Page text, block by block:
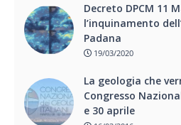
Decreto DPCM 11
l’inquinamento
Padana
19/03/2020
La geologia che
Congresso
e 30 aprile